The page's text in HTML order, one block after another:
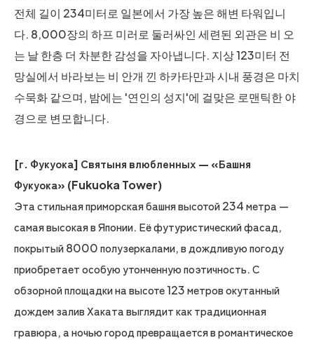
전체 길이 234미터로 일본에서 가장 높은 해변 타워입니
다. 8,000장의 하프 미러로 둘러싸인 세련된 외관은 비 오
는 날 한층 더 차분한 감성을 자아냅니다. 지상 123미터 전
망실에서 바라보는 비 안개 낀 하카타만과 시내 풍경은 마치
수묵화 같으며, 밤에는 '연인의 성지'에 걸맞은 로맨틱한 야
경으로 변모합니다.
[г. Фукуока] Святыня влюбленных — «Башня
Фукуока» (Fukuoka Tower)
Эта стильная приморская башня высотой 234 метра —
самая высокая в Японии. Её футуристический фасад,
покрытый 8000 полузеркалами, в дождливую погоду
приобретает особую утонченную поэтичность. С
обзорной площадки на высоте 123 метров окутанный
дождем залив Хаката выглядит как традиционная
гравюра, а ночью город превращается в романтическое